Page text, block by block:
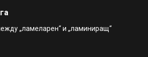
„ламеларен“ и „ламиниращ“